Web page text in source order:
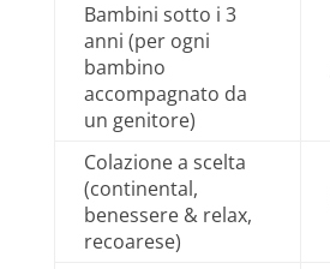
Bambini sotto i 3
anni (per ogni
bambino
accompagnato da
un genitore)
Colazione a scelta
(continental,
benessere & relax,
recoarese)